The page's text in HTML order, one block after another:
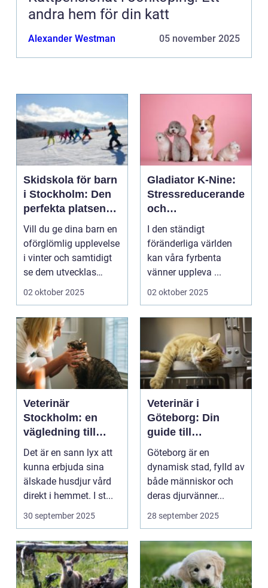
andra hem för din katt
Alexander Westman 05 november 2025
Skidskola för barn
i Stockholm: Den
perfekta platsen
för små blivande
skidåkare
Vill du ge dina barn en
oförglömlig upplevelse
i vinter och samtidigt
se dem utvecklas
p&a...
02 oktober 2025
Gladiator K-Nine:
Stressreducerande
och
ångestdämpande
hundhalsband
I den ständigt
föränderliga världen
kan våra fyrbenta
vänner uppleva ...
02 oktober 2025
Veterinär
Stockholm: en
vägledning till
vård i hemmiljö
Det är en sann lyx att
kunna erbjuda sina
älskade husdjur vård
direkt i hemmet. I st...
30 september 2025
Veterinär i
Göteborg: Din
guide till
djursjukvård
Göteborg är en
dynamisk stad, fylld av
både människor och
deras djurvänner...
28 september 2025